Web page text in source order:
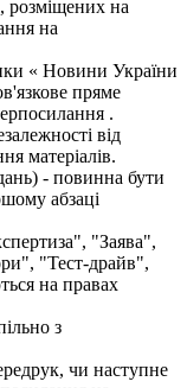
розміщених на
на
« Новини України
пряме
.
від
матеріалів.
- повинна бути
абзаці
"Заява",
"Тест-драйв",
на правах
з
чи наступне